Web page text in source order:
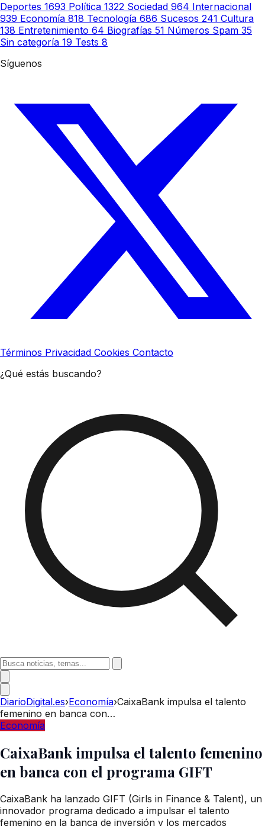
Deportes 1693 Política 1322 Sociedad 964 Internacional
939 Economía 818 Tecnología 686 Sucesos 241 Cultura
138 Entretenimiento 64 Biografías 51 Números Spam 35
Sin categoría 19 Tests 8
Síguenos
Términos Privacidad Cookies Contacto
¿Qué estás buscando?
DiarioDigital.es›Economía›CaixaBank impulsa el talento
femenino en banca con…
Economía
CaixaBank impulsa el talento femenino
en banca con el programa GIFT
CaixaBank ha lanzado GIFT (Girls in Finance & Talent), un
innovador programa dedicado a impulsar el talento
femenino en la banca de inversión y los mercados